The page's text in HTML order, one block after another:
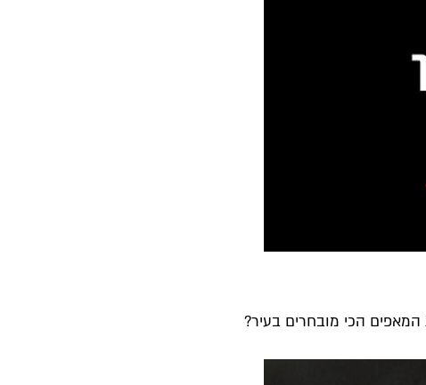
המאפים הכי מובחרים בעיר?